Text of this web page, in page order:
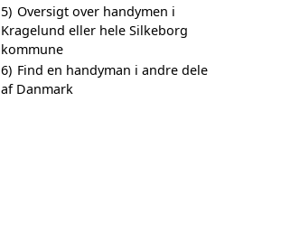
5) Oversigt over handymen i
Kragelund eller hele Silkeborg
kommune
6) Find en handyman i andre dele
af Danmark